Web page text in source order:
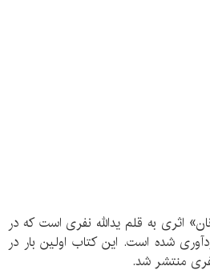
اثری به قلم یدالله نفری است که در
شده است. این کتاب اولین بار در